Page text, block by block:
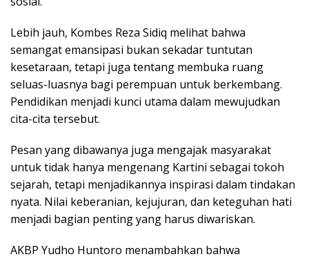
Lebih jauh, Kombes Reza Sidiq melihat bahwa
semangat emansipasi bukan sekadar tuntutan
kesetaraan, tetapi juga tentang membuka ruang
seluas-luasnya bagi perempuan untuk berkembang.
Pendidikan menjadi kunci utama dalam mewujudkan
cita-cita tersebut.
Pesan yang dibawanya juga mengajak masyarakat
untuk tidak hanya mengenang Kartini sebagai tokoh
sejarah, tetapi menjadikannya inspirasi dalam tindakan
nyata. Nilai keberanian, kejujuran, dan keteguhan hati
menjadi bagian penting yang harus diwariskan.
AKBP Yudho Huntoro menambahkan bahwa